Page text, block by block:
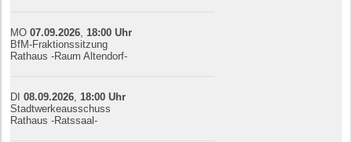
MO07.09.2026 18:00 Uhr
BfM-Fraktionssitzung
Rathaus -Raum Altendorf-
DI08.09.2026 18:00 Uhr
Stadtwerkeausschuss
Rathaus -Ratssaal-